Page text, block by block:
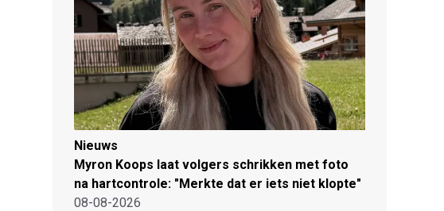
Nieuws
Myron Koops laat volgers schrikken met foto
na hartcontrole: "Merkte dat er iets niet klopte"
08-08-2026